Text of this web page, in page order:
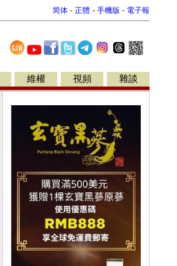
简体 - 正體 - 手機版 - 電子報
維權 視頻 雜談